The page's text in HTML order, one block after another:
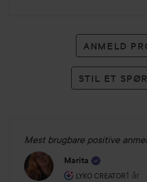
ANMELD
STIL ET
Mest brugbare positive
Marita
LYKO CREATOR
Brugerens rolle:1 år